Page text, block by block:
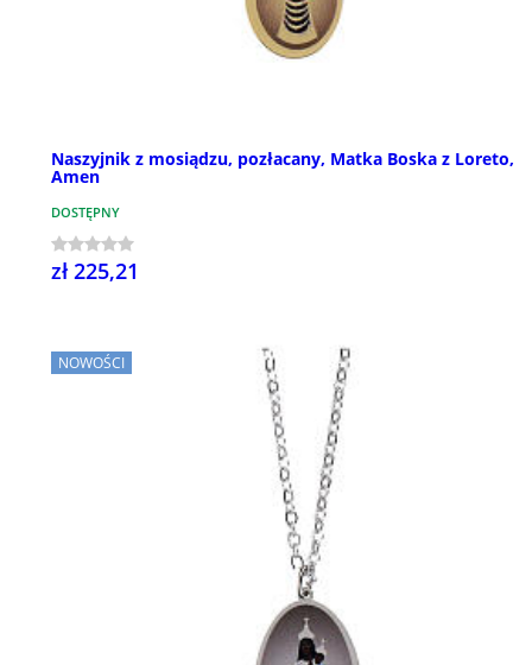
Naszyjnik z mosiądzu, pozłacany, Matka Boska z Loreto,
Amen
DOSTĘPNY
zł 225,21
NOWOŚCI